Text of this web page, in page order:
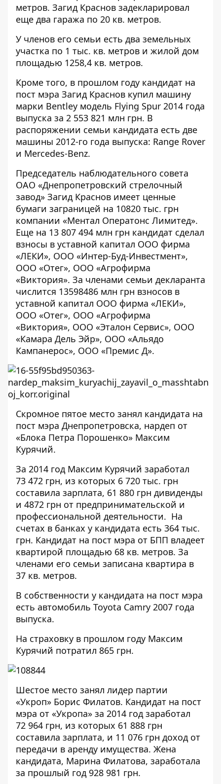
метров. Загид Краснов задекларировал
еще два гаража по 20 кв. метров.
У членов его семьи есть два земельных
участка по 1 тыс. кв. метров и жилой дом
площадью 1258,4 кв. метров.
Кроме того, в прошлом году кандидат на
пост мэра Загид Краснов купил машину
марки Bentley модель Flying Spur 2014 года
выпуска за 2 553 821 млн грн. В
распоряжении семьи кандидата есть две
машины 2012-го года выпуска: Range Rover
и Mercedes-Benz.
Председатель наблюдательного совета
ОАО «Днепропетровский стрелочный
завод» Загид Краснов имеет ценные
бумаги заграницей на 10820 тыс. грн
компании «Ментал Оператонс Лимитед».
Еще на 13 807 494 млн грн кандидат сделал
взносы в уставной капитал ООО фирма
«ЛЕКИ», ООО «Интер-Буд-Инвестмент»,
ООО «Отег», ООО «Агрофирма
«Виктория». За членами семьи декларанта
числится 13598486 млн грн взносов в
уставной капитал ООО фирма «ЛЕКИ»,
ООО «Отег», ООО «Агрофирма
«Виктория», ООО «Эталон Сервис», ООО
«Камара Дель Эйр», ООО «Альядо
Кампанерос», ООО «Премис Д».
Скромное пятое место занял кандидата на
пост мэра Днепропетровска, нардеп от
«Блока Петра Порошенко» Максим
Курячий.
За 2014 год Максим Курячий заработал
73 472 грн, из которых 6 720 тыс. грн
составила зарплата, 61 880 грн дивиденды
и 4872 грн от предпринимательской и
профессиональной деятельности. На
счетах в банках у кандидата есть 364 тыс.
грн. Кандидат на пост мэра от БПП владеет
квартирой площадью 68 кв. метров. За
членами его семьи записана квартира в
37 кв. метров.
В собственности у кандидата на пост мэра
есть автомобиль Toyota Camry 2007 года
выпуска.
На страховку в прошлом году Максим
Курячий потратил 865 грн.
Шестое место занял лидер партии
«Укроп» Борис Филатов. Кандидат на пост
мэра от «Укропа» за 2014 год заработал
72 964 грн, из которых 61 888 грн
составила зарплата, и 11 076 грн доход от
передачи в аренду имущества. Жена
кандидата, Марина Филатова, заработала
за прошлый год 928 981 грн.